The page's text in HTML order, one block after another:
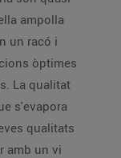
ampolla
un racó i
òptimes
La qualitat
s'evapora
qualitats
amb un vi